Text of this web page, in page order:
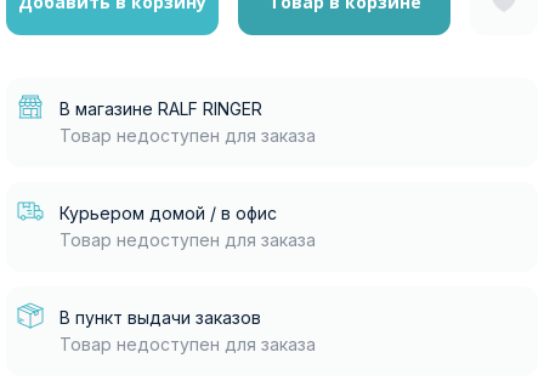
В магазине RALF RINGER
Товар недоступен для заказа
Курьером домой / в офис
Товар недоступен для заказа
В пункт выдачи заказов
Товар недоступен для заказа